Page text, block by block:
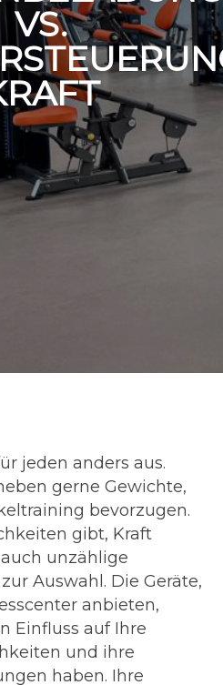
VS.
jeden anders aus.
gerne Gewichte,
bevorzugen.
gibt, Kraft
unzählige
Auswahl. Die Geräte,
anbieten,
Einfluss auf Ihre
und ihre
haben. Ihre